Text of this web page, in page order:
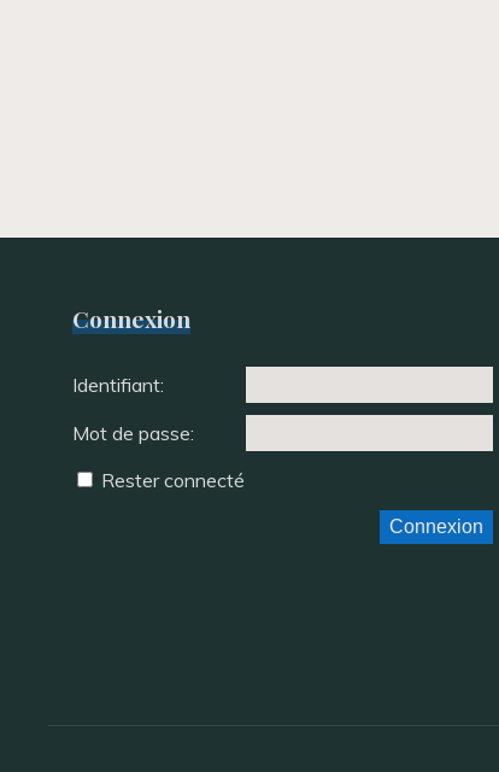
Connexion
Identifiant:
Mot de passe:
Rester connecté
Connexion